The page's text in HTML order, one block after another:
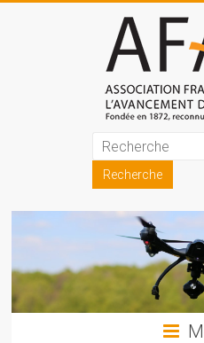
Association
française
pour
des
sciences